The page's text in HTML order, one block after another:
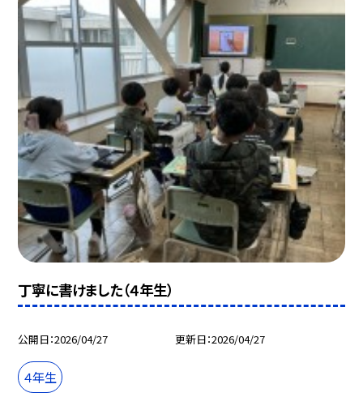
丁寧に書けました（４年生）
公開日 2026/04/27 更新日 2026/04/27
４年生